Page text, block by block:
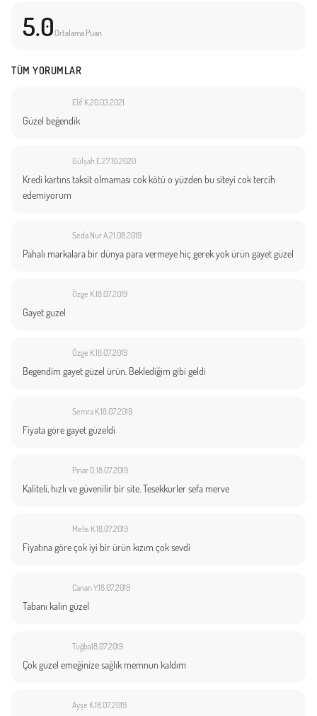
5.0 Ortalama Puan
TÜM YORUMLAR
Elif K.20.03.2021
Güzel beğendik
Gülşah E.27.10.2020
Kredi kartıns taksit olmaması cok kötü o yüzden bu siteyi cok tercih
edemiyorum
Seda Nur A.21.08.2019
Pahalı markalara bir dünya para vermeye hiç gerek yok ürün gayet güzel
Özge K.18.07.2019
Gayet guzel
Özge K.18.07.2019
Begendim gayet güzel ürün. Beklediğim gibi geldi
Semra K.18.07.2019
Fiyata göre gayet güzeldi
Pınar D. 18.07.2019
Kaliteli, hızlı ve güvenilir bir site. Tesekkurler sefa merve
Melis K.18.07.2019
Fiyatına göre çok iyi bir ürün kızım çok sevdi
Canan Y.18.07.2019
Tabanı kalın güzel
Tuğba18.07.2019
Çok güzel emeğinize sağlık memnun kaldım
Ayşe K.18.07.2019